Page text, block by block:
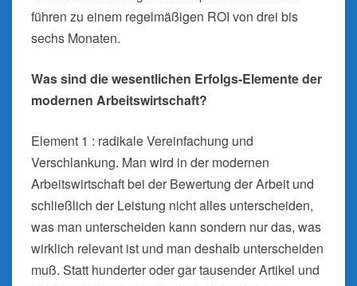
führen zu einem regelmäßigen ROI von drei bis
sechs Monaten.
Was sind die wesentlichen Erfolgs-Elemente der
modernen Arbeitswirtschaft?
Element 1 : radikale Vereinfachung und
Verschlankung. Man wird in der modernen
Arbeitswirtschaft bei der Bewertung der Arbeit und
schließlich der Leistung nicht alles unterscheiden,
was man unterscheiden kann sondern nur das, was
wirklich relevant ist und man deshalb unterscheiden
muß. Statt hunderter oder gar tausender Artikel und